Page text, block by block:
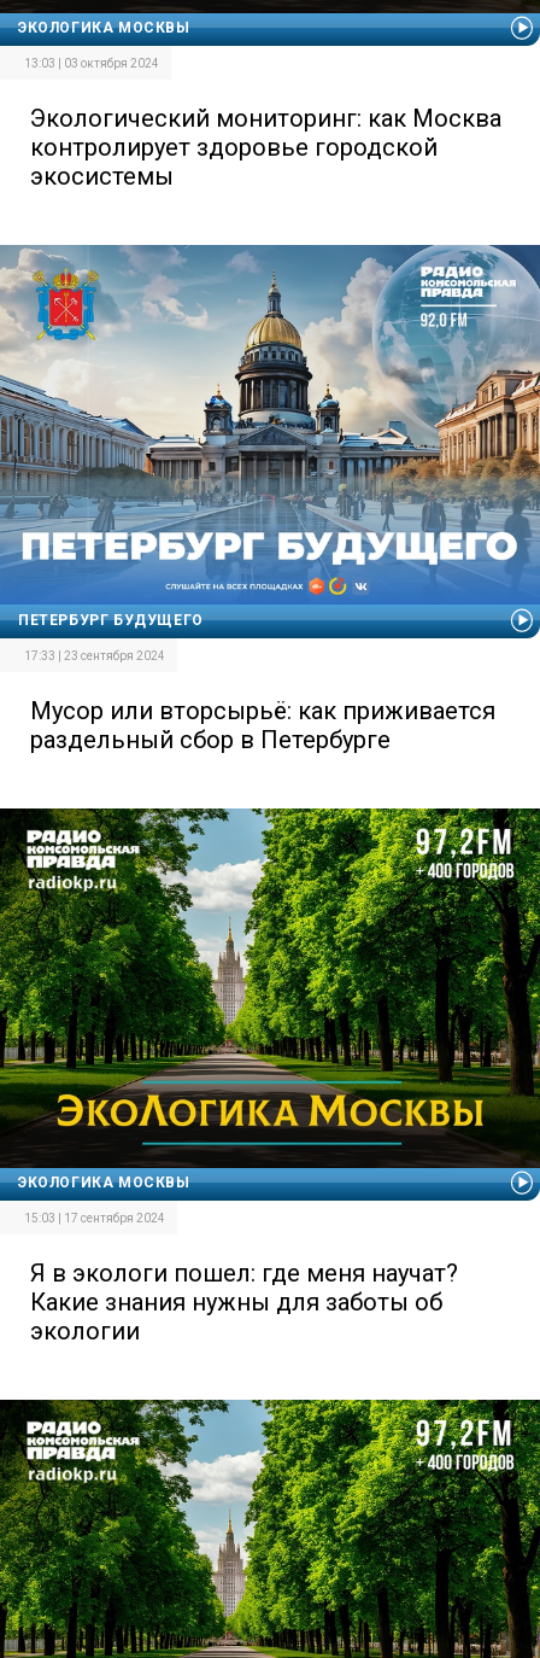
ЭКОЛОГИКА МОСКВЫ
13:03 | 03 октября 2024
Экологический мониторинг: как Москва
контролирует здоровье городской
экосистемы
ПЕТЕРБУРГ БУДУЩЕГО
17:33 | 23 сентября 2024
Мусор или вторсырьё: как приживается
раздельный сбор в Петербурге
ЭКОЛОГИКА МОСКВЫ
15:03 | 17 сентября 2024
Я в экологи пошел: где меня научат?
Какие знания нужны для заботы об
экологии